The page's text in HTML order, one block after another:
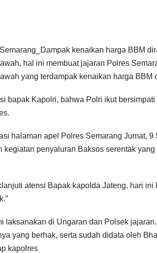
kenaikan harga BBM
hal ini membuat jajaran Polres
yang terdampak kenaikan harga
bapak Kapolri, bahwa Polri ikut
halaman apel Polres Semarang Jumat,
kegiatan penyaluran Baksos serentak
atensi Bapak kapolda Jateng, hari
laksanakan di Ungaran dan Polsek
yang berhak, serta sudah didata oleh
kapolres